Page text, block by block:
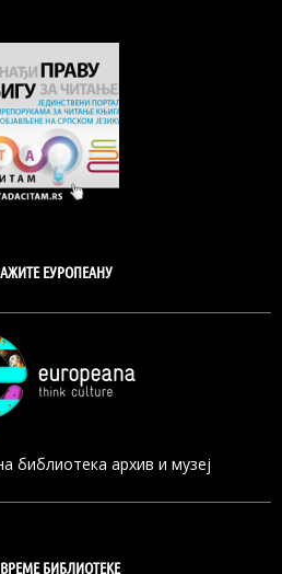
ЕУРОПЕАНУ
библиотека архив и музеј
БИБЛИОТЕКЕ